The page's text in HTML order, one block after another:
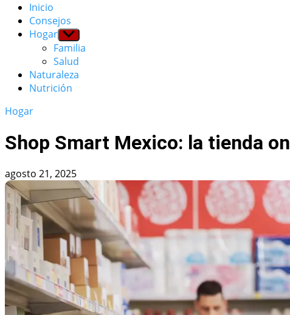
Inicio
Consejos
Hogar Show
sub
menu
Familia
Salud
Naturaleza
Nutrición
Hogar
Shop Smart Mexico: la tienda
agosto 21, 2025